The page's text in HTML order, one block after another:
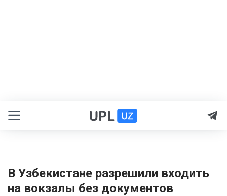
В Узбекистане разрешили входить
на вокзалы без документов